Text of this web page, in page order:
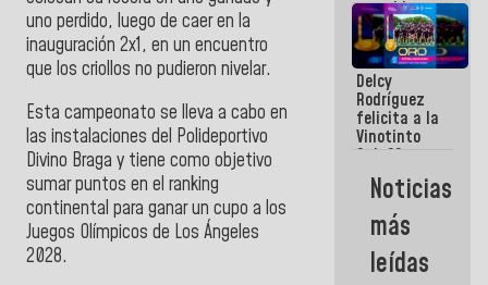
uno perdido, luego de caer en la
inauguración 2x1, en un encuentro
que los criollos no pudieron nivelar.
Esta campeonato se lleva a cabo en
las instalaciones del Polideportivo
Divino Braga y tiene como objetivo
sumar puntos en el ranking
continental para ganar un cupo a los
Juegos Olímpicos de Los Ángeles
2028.
restableceremos
las
operaciones
en el
Aeropuerto
Internacional
de
Maiquetía
Delcy
Rodríguez
felicita a la
Vinotinto
Sub 20
campeona
frente
México Sub
23 en los
Centroamericanos
Noticias
más
leídas